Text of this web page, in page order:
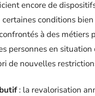
encore de
conditions bien
à des
personnes en situation
de nouvelles
: la revalorisation